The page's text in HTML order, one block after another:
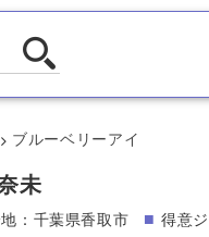
ブルーベリーアイ
未
：千葉県香取市 得意